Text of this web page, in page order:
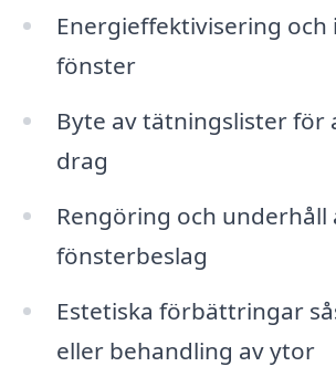
Energieffektivisering och
fönster
Byte av tätningslister för
drag
Rengöring och underhåll
fönsterbeslag
Estetiska förbättringar
eller behandling av ytor